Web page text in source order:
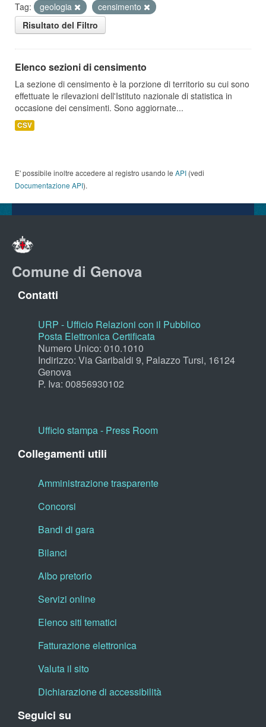
Tag:
geologia
censimento
Risultato del Filtro
Elenco sezioni di censimento
La sezione di censimento è la porzione di territorio su cui sono
effettuate le rilevazioni dell'Istituto nazionale di statistica in
occasione dei censimenti. Sono aggiornate...
CSV
E' possibile inoltre accedere al registro usando le API (vedi
Documentazione API).
Comune di Genova
Contatti
URP - Ufficio Relazioni con il Pubblico
Posta Elettronica Certificata
Numero Unico: 010.1010
Indirizzo: Via Garibaldi 9, Palazzo Tursi, 16124
Genova
P. Iva: 00856930102
Ufficio stampa - Press Room
Collegamenti utili
Amministrazione trasparente
Concorsi
Bandi di gara
Bilanci
Albo pretorio
Servizi online
Elenco siti tematici
Fatturazione elettronica
Valuta il sito
Dichiarazione di accessibilità
Seguici su